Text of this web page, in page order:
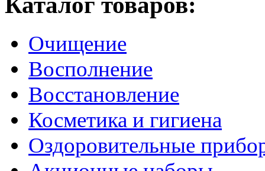
Очищение
Восполнение
Восстановление
Косметика и гигиена
Оздоровительные